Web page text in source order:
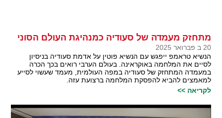
מתחזק מעמדה של סעודיה כמנהיגת העולם הסוני
20 ב פברואר 2025
הנשיא טראמפ ייפגש עם הנשיא פוטין על אדמת סעודיה בניסיון
לסיים את המלחמה באוקראינה. בעולם הערבי רואים בכך הכרה
במעמדה המתחזק של סעודיה במפה העולמית, מעמד שעשוי לסייע
למאמצים להביא להפסקת המלחמה ברצועת עזה.
לקריאה >>